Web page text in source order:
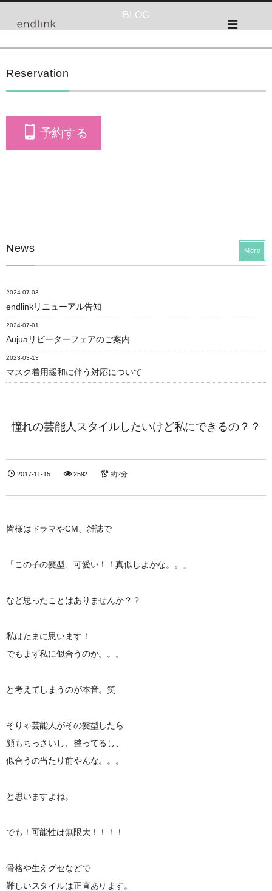
BLOG
Reservation
予約する
News
2024-07-03
endlinkリニューアル告知
2024-07-01
Aujuaリピーターフェアのご案内
2023-03-13
マスク着用緩和に伴う対応について
More
憧れの芸能人スタイルしたいけど私にできるの？？
2017-11-15 2592 約2分
皆様はドラマやCM、雑誌で
「この子の髪型、可愛い！！真似しよかな。。」
など思ったことはありませんか？？
私はたまに思います！
でもまず私に似合うのか。。。
と考えてしまうのが本音。笑
そりゃ芸能人がその髪型したら
顔もちっさいし、整ってるし、
似合うの当たり前やんな。。。
と思いますよね。
でも！可能性は無限大！！！！
骨格や生えグセなどで
難しいスタイルは正直あります。